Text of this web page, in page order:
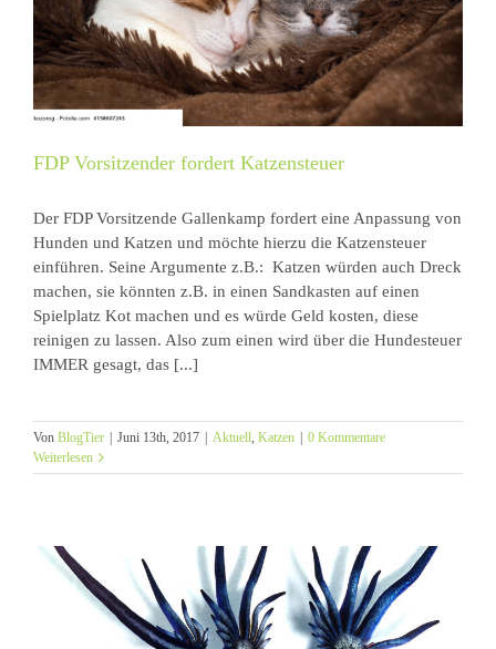
FDP Vorsitzender fordert Katzensteuer
Der FDP Vorsitzende Gallenkamp fordert eine Anpassung von
Hunden und Katzen und möchte hierzu die Katzensteuer
einführen. Seine Argumente z.B.: Katzen würden auch Dreck
machen, sie könnten z.B. in einen Sandkasten auf einen
Spielplatz Kot machen und es würde Geld kosten, diese
reinigen zu lassen. Also zum einen wird über die Hundesteuer
IMMER gesagt, das [...]
Von BlogTier Juni 13th, 2017 Aktuell, Katzen
0 Kommentare
Weiterlesen